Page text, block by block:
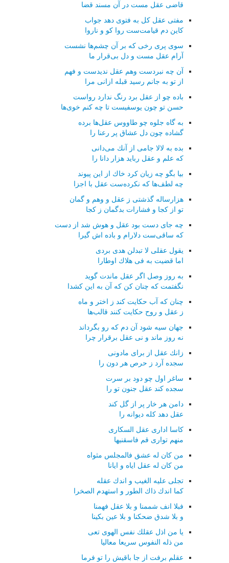
قاضی عقل مست در آن مسند قضا
مفتی عقل كل به فتوی دهد جواب
كاین دم قیامت‌ست روا كو و ناروا
سوی پری رخی كه بر آن چشم‌ها نشست
آرام عقل مست و دل بی‌قرار ما
آن چه نبردست وهم عقل ندیدست و فهم
از تو به جانم رسید قبله ازانی مرا
باده چو از عقل برد رنگ ندارد رواست
حسن تو چون یوسفیست تا چه كنم خوی‌ها
به گاه جلوه چو طاووس عقل‌ها برده
گشاده چون دل عشاق پر رعنا را
بده به لالا جامی از آنك می‌دانی
كه علم و عقل رباید هزار دانا را
بیا بگو چه زیان كرد خاك از این پیوند
چه لطف‌ها كه نكرده‌ست عقل با اجزا
هزارساله گذشتی ز عقل و وهم و گمان
تو از كجا و فشارات بدگمان ز كجا
چه جای دست بود عقل و هوش شد از دست
كه ساقی‌ست دلارام و باده اش گیرا
یقول عقلی لا تبدلن هدی بردی
اما قضیت به فی هلاك اوطارا
به روز وصل اگر عقل ماندت گوید
نگفتمت كه چنان كن كه آن به این كشدا
چنان كه آب حكایت كند ز اختر و ماه
ز عقل و روح حكایت كنند قالب‌ها
جهان سیه شود آن دم كه رو بگرداند
نه روز ماند و نی عقل برقرار چرا
زانك عقل از برای مادونی
سجده آرد ز حرص هر دون را
ساغر اول چو دود بر سرت
سجده كند عقل جنون تو را
دامن هر خار پر از گل كند
عقل دهد كله دیوانه را
كاسا اداری عقل السكاری
منهم تواری قم فاسقنیها
من كان له عشق فالمجلس مثواه
من كان له عقل ایاه و ایانا
تجلی علیه الغیب و اندك عقله
كما اندك ذاك الطور و استهدم الصخرا
فبلا انف شممنا و بلا عقل فهمنا
و بلا شدق ضحكنا و بلا عین بكینا
یا من اذل عقلك نفس الهوی تعی
من ذله النفوس سریعا معالیا
عقلم برفت از جا باقیش را تو فرما